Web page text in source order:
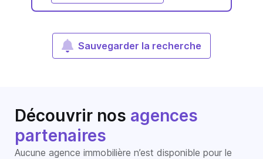
Sauvegarder la recherche
Découvrir nos agences
partenaires
Aucune agence immobilière n’est disponible pour le